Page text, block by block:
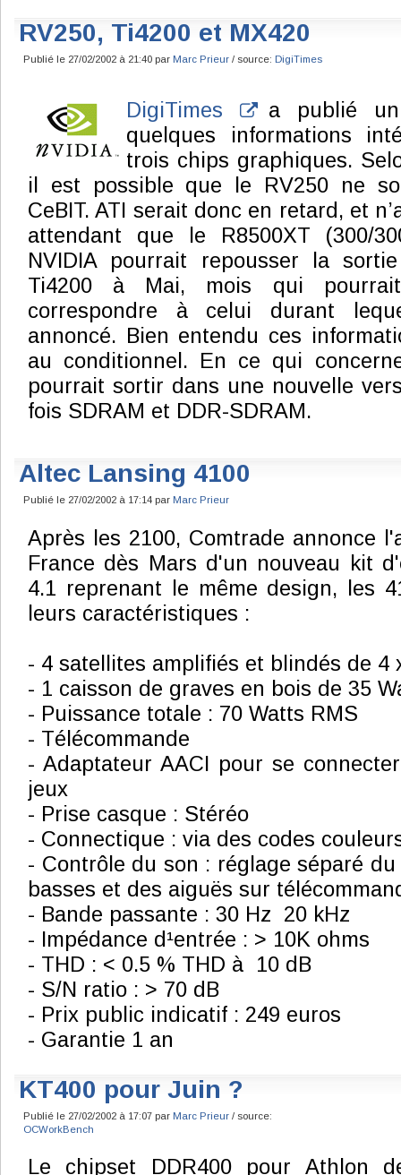
RV250, Ti4200 et MX420
Publié le 27/02/2002 à 21:40 par Marc Prieur / source: DigiTimes
DigiTimes a publié un
quelques informations
trois chips graphiques.
il est possible que le RV250 ne
CeBIT. ATI serait donc en retard, et
attendant que le R8500XT (300/
NVIDIA pourrait repousser la
Ti4200 à Mai, mois qui
correspondre à celui durant
annoncé. Bien entendu ces
au conditionnel. En ce qui
pourrait sortir dans une nouvelle
fois SDRAM et DDR-SDRAM.
Altec Lansing 4100
Publié le 27/02/2002 à 17:14 par Marc Prieur
Après les 2100, Comtrade annonce
France dès Mars d'un nouveau kit
4.1 reprenant le même design, les
leurs caractéristiques :
- 4 satellites amplifiés et blindés de 4
- 1 caisson de graves en bois de 35
- Puissance totale : 70 Watts RMS
- Télécommande
- Adaptateur AACI pour se
jeux
- Prise casque : Stéréo
- Connectique : via des codes
- Contrôle du son : réglage séparé
basses et des aiguës sur
- Bande passante : 30 Hz ­ 20 kHz
- Impédance d¹entrée : > 10K ohms
- THD : < 0.5 % THD à ­ 10 dB
- S/N ratio : > 70 dB
- Prix public indicatif : 249 euros
- Garantie 1 an
KT400 pour Juin ?
Publié le 27/02/2002 à 17:07 par Marc Prieur / source:
OCWorkBench
Le chipset DDR400 pour Athlon